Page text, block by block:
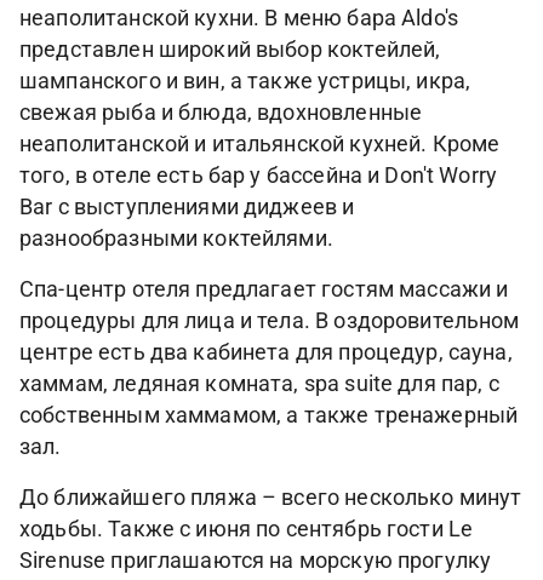
неаполитанской кухни. В меню бара Aldo's
представлен широкий выбор коктейлей,
шампанского и вин, а также устрицы, икра,
свежая рыба и блюда, вдохновленные
неаполитанской и итальянской кухней. Кроме
того, в отеле есть бар у бассейна и Don't Worry
Bar с выступлениями диджеев и
разнообразными коктейлями.
Cпа-центр отеля предлагает гостям массажи и
процедуры для лица и тела. В оздоровительном
центре есть два кабинета для процедур, сауна,
хаммам, ледяная комната, spa suite для пар, с
собственным хаммамом, а также тренажерный
зал.
До ближайшего пляжа – всего несколько минут
ходьбы. Также с июня по сентябрь гости Le
Sirenuse приглашаются на морскую прогулку